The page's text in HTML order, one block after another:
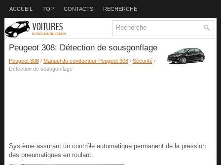
ACCUEIL TOP CONTACTS RECHERCHE
Peugeot 308: Détection de sousgonflage
Peugeot 308/ Manuel du conducteur Peugeot 308/ Sécurité/
Détection de sousgonflage
Système assurant un contrôle automatique permanent de la pression
des pneumatiques en roulant.